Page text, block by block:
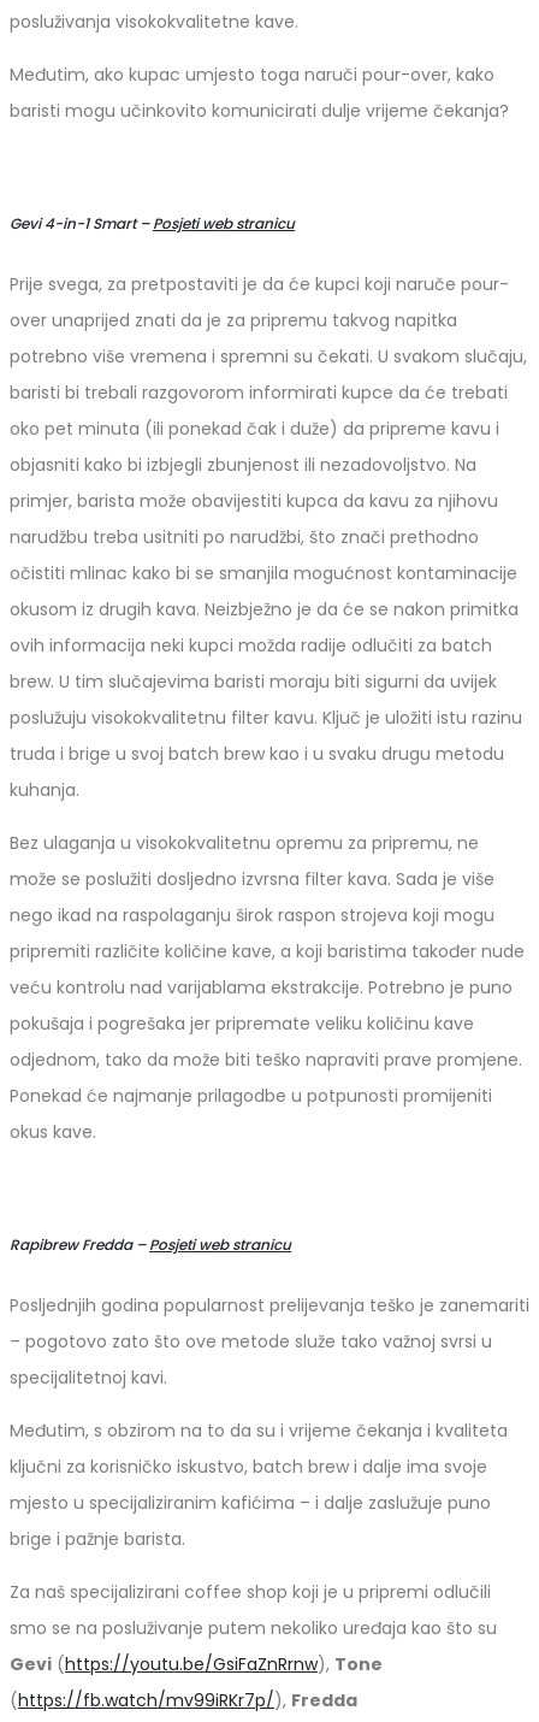
posluživanja visokokvalitetne kave.
Međutim, ako kupac umjesto toga naruči pour-over, kako
baristi mogu učinkovito komunicirati dulje vrijeme čekanja?
Gevi 4-in-1 Smart –Posjeti web stranicu
Prije svega, za pretpostaviti je da će kupci koji naruče pour-
over unaprijed znati da je za pripremu takvog napitka
potrebno više vremena i spremni su čekati. U svakom slučaju,
baristi bi trebali razgovorom informirati kupce da će trebati
oko pet minuta (ili ponekad čak i duže) da pripreme kavu i
objasniti kako bi izbjegli zbunjenost ili nezadovoljstvo. Na
primjer, barista može obavijestiti kupca da kavu za njihovu
narudžbu treba usitniti po narudžbi, što znači prethodno
očistiti mlinac kako bi se smanjila mogućnost kontaminacije
okusom iz drugih kava. Neizbježno je da će se nakon primitka
ovih informacija neki kupci možda radije odlučiti za batch
brew. U tim slučajevima baristi moraju biti sigurni da uvijek
poslužuju visokokvalitetnu filter kavu. Ključ je uložiti istu razinu
truda i brige u svoj batch brew kao i u svaku drugu metodu
kuhanja.
Bez ulaganja u visokokvalitetnu opremu za pripremu, ne
može se poslužiti dosljedno izvrsna filter kava. Sada je više
nego ikad na raspolaganju širok raspon strojeva koji mogu
pripremiti različite količine kave, a koji baristima također nude
veću kontrolu nad varijablama ekstrakcije. Potrebno je puno
pokušaja i pogrešaka jer pripremate veliku količinu kave
odjednom, tako da može biti teško napraviti prave promjene.
Ponekad će najmanje prilagodbe u potpunosti promijeniti
okus kave.
Rapibrew Fredda –Posjeti web stranicu
Posljednjih godina popularnost prelijevanja teško je zanemariti
– pogotovo zato što ove metode služe tako važnoj svrsi u
specijalitetnoj kavi.
Međutim, s obzirom na to da su i vrijeme čekanja i kvaliteta
ključni za korisničko iskustvo, batch brew i dalje ima svoje
mjesto u specijaliziranim kafićima – i dalje zaslužuje puno
brige i pažnje barista.
Za naš specijalizirani coffee shop koji je u pripremi odlučili
smo se na posluživanje putem nekoliko uređaja kao što su
Gevi (https://youtu.be/GsiFaZnRrnw), Tone
(https://fb.watch/mv99iRKr7p/), Fredda